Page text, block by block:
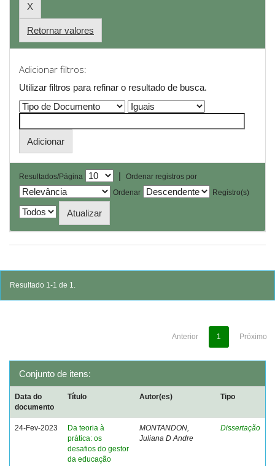
Retornar valores
Adicionar filtros:
Utilizar filtros para refinar o resultado de busca.
Resultados/Página |
Ordenar registros por
Ordenar
Registro(s)
Resultado 1-1 de 1.
Anterior 1 Próximo
Conjunto de itens:
Data do
documento
Título Autor(es) Tipo
24-Fev-2023
Da teoria à
prática: os
desafios do gestor
da educação
MONTANDON,
Juliana D Andre
Dissertação